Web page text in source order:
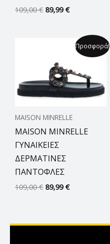
109,00€ 89,99€
Προσφορά!
MAISON MINRELLE
MAISON MINRELLE
ΓΥΝΑΙΚΕΙΕΣ
ΔΕΡΜΑΤΙΝΕΣ
ΠΑΝΤΟΦΛΕΣ
109,00€
109,00 €.
89,99€
τρέχουσα
είναι:
89,99 €.